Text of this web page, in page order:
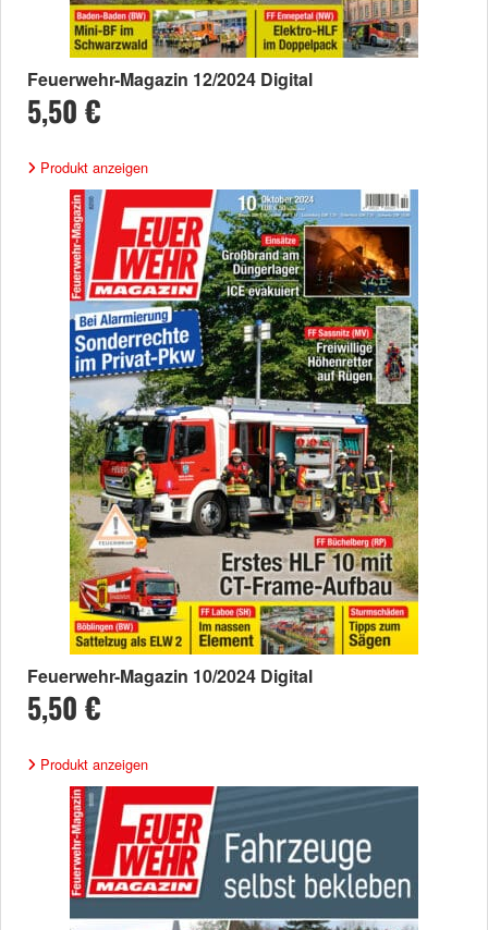
Feuerwehr-Magazin 12/2024 Digital
5,50 €
Produkt anzeigen
Feuerwehr-Magazin 10/2024 Digital
5,50 €
Produkt anzeigen